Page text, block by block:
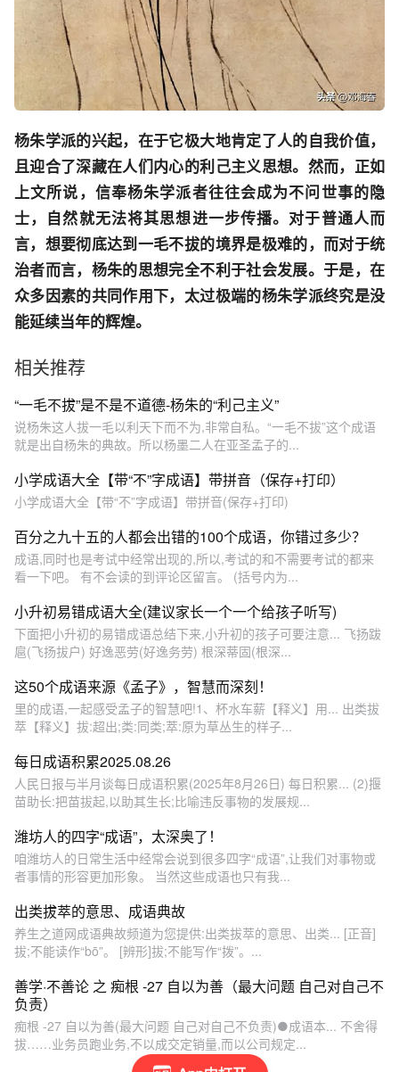
杨朱学派的兴起，在于它极大地肯定了人的自我价值，
且迎合了深藏在人们内心的利己主义思想。然而，正如
上文所说，信奉杨朱学派者往往会成为不问世事的隐
士，自然就无法将其思想进一步传播。对于普通人而
言，想要彻底达到一毛不拔的境界是极难的，而对于统
治者而言，杨朱的思想完全不利于社会发展。于是，在
众多因素的共同作用下，太过极端的杨朱学派终究是没
能延续当年的辉煌。
相关推荐
“一毛不拔”是不是不道德­-杨朱的“利己主义”
说杨朱这人拔一毛以利天下而不为,非常自私。“一毛不拔”这个成语
就是出自杨朱的典故。所以杨墨二人在亚圣孟子的...
小学成语大全【带“不”字成语】带拼音（保存+打印）
小学成语大全【带“不”字成语】带拼音(保存+打印)
百分之九十五的人都会出错的100个成语，你错过多少？
成语,同时也是考试中经常出现的,所以,考试的和不需要考试的都来
看一下吧。 有不会读的到评论区留言。 (括号内为...
小升初易错成语大全(建议家长一个一个给孩子听写)
下面把小升初的易错成语总结下来,小升初的孩子可要注意... 飞扬跋
扈(飞扬拔户) 好逸恶劳(好逸务劳) 根深蒂固(根深...
这50个成语来源《孟子》，智慧而深刻！
里的成语,一起感受孟子的智慧吧!1、杯水车薪【释义】用... 出类拔
萃【释义】拔:超出;类:同类;萃:原为草丛生的样子...
每日成语积累2025.08.26
人民日报与半月谈每日成语积累(2025年8月26日) 每日积累... (2)揠
苗助长:把苗拔起,以助其生长;比喻违反事物的发展规...
潍坊人的四字“成语”，太深奥了！
咱潍坊人的日常生活中经常会说到很多四字“成语”,让我们对事物或
者事情的形容更加形象。 当然这些成语也只有我...
出类拔萃的意思、成语典故
养生之道网成语典故频道为您提供:出类拔萃的意思、出类... [正音]
拔;不能读作“bō”。 [辨形]拔;不能写作“拨”。...
善学·不善论 之 痴根 -27 自以为善（最大问题 自己对自己不
负责）
痴根 -27 自以为善(最大问题 自己对自己不负责)●成语本... 不舍得
拔……业务员跑业务,不以成交定销量,而以公司规定...